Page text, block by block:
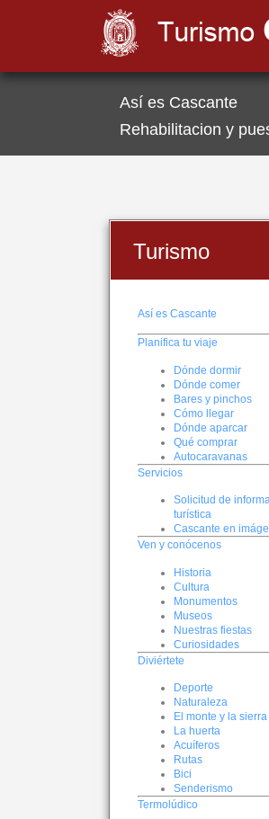
Así es Cascante
Rehabilitacion y
Turismo
Así es Cascante
Planifica tu viaje
Dónde dormir
Dónde comer
Bares y pinchos
Cómo llegar
Dónde aparcar
Qué comprar
Autocaravanas
Servicios
Solicitud de
turística
Cascante en
Ven y conócenos
Historia
Cultura
Monumentos
Museos
Nuestras fiestas
Curiosidades
Diviértete
Deporte
Naturaleza
El monte y la sierra
La huerta
Acuíferos
Rutas
Bici
Senderismo
Termolúdico